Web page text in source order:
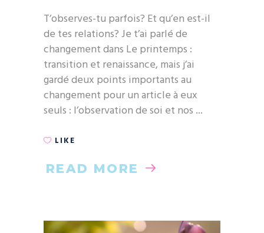
T’observes-tu parfois? Et qu’en est-il
de tes relations? Je t’ai parlé de
changement dans Le printemps :
transition et renaissance, mais j’ai
gardé deux points importants au
changement pour un article à eux
seuls : l’observation de soi et nos
LIKE
READ MORE